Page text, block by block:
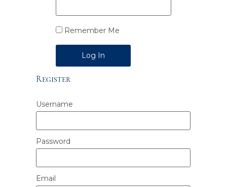
Remember Me
Alternative:
Register
Username
Password
Email